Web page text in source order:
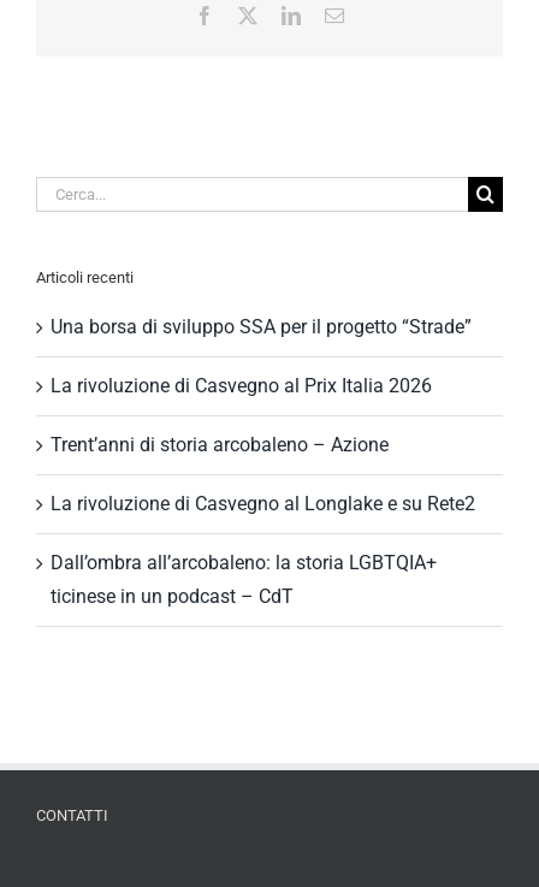
Facebook
LinkedInEmail
Cerca
Articoli recenti
Una borsa di sviluppo SSA per il progetto “Strade”
La rivoluzione di Casvegno al Prix Italia 2026
Trent’anni di storia arcobaleno – Azione
La rivoluzione di Casvegno al Longlake e su Rete2
Dall’ombra all’arcobaleno: la storia LGBTQIA+
ticinese in un podcast – CdT
CONTATTI